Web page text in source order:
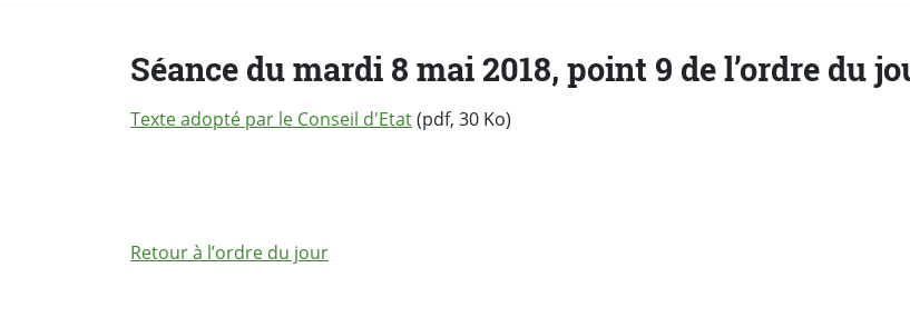
Séance du mardi 8 mai 2018, point 9 de l’ordre du
Texte adopté par le Conseil d'Etat(pdf, 30 Ko)
Retour à l’ordre du jour